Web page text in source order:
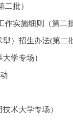
批）
实施细则（第二
型）招生办法(第二
学专场）
术大学专场）